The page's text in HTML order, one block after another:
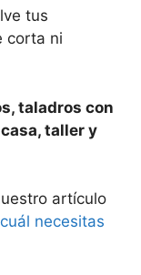
tus
corta ni
taladros con
taller y
artículo
necesitas